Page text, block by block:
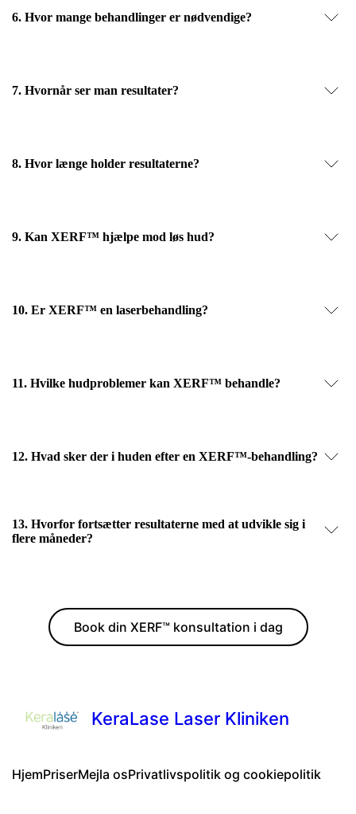
6. Hvor mange behandlinger er nødvendige?
7. Hvornår ser man resultater?
8. Hvor længe holder resultaterne?
9. Kan XERF™ hjælpe mod løs hud?
10. Er XERF™ en laserbehandling?
11. Hvilke hudproblemer kan XERF™ behandle?
12. Hvad sker der i huden efter en XERF™-behandling?
13. Hvorfor fortsætter resultaterne med at udvikle sig i
flere måneder?
Book din XERF™ konsultation i dag
KeraLase Laser Kliniken
HjemPriserMejla osPrivatlivspolitik og cookiepolitik